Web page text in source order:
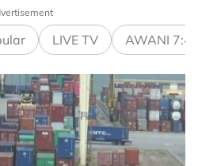
LIVE TV AWANI